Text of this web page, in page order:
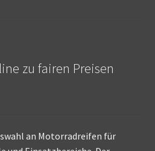
zu fairen Preisen
an Motorradreifen für